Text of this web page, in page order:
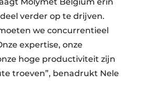
verder op te drijven.
we concurrentieel
expertise, onze
hoge productiviteit zijn
troeven”, benadrukt Nele